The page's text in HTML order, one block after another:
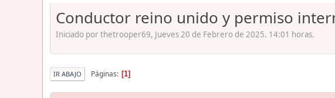
Conductor reino unido y permiso
Iniciado por thetrooper69, Jueves 20 de Febrero de 2025. 14:01 horas.
IR ABAJO Páginas 1